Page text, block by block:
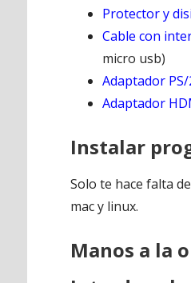
Protector y
Cable con
micro usb)
Adaptador PS/
Adaptador
Instalar
Solo te hace falta
mac y linux.
Manos a la